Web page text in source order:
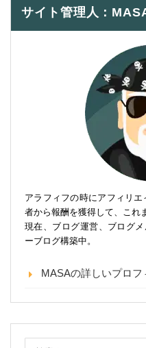
サイト管理人：
アラフィフの時にアフィリ
者から報酬を獲得して、これ
現在、ブログ運営、ブログ
ーブログ構築中。
MASAの詳しいプロフ